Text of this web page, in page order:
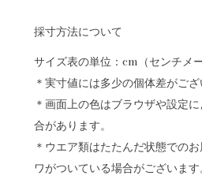
採寸方法について
サイズ表の単位：cm（センチメー
＊実寸値には多少の個体差がご
＊画面上の色はブラウザや設定
合があります。
＊ウエア類はたたんだ状態での
ワがついている場合がございます